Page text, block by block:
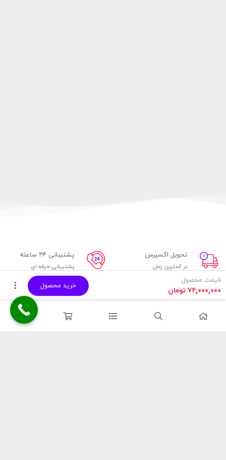
قیمت محصول:
تومان ۷۲,۰۰۰,۰۰۰
خرید محصول
تحویل اکسپرس
در کمترین زمان
پشتیبانی ۲۴ ساعته
پشتیبانی حرفه ای
پرداخت آنلاین ۷ روز ضمانت
مهلت بازگشت وجه